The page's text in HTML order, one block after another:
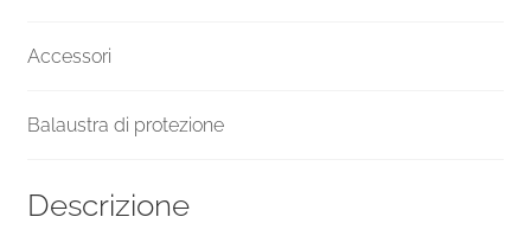
Accessori
Balaustra di protezione
Descrizione